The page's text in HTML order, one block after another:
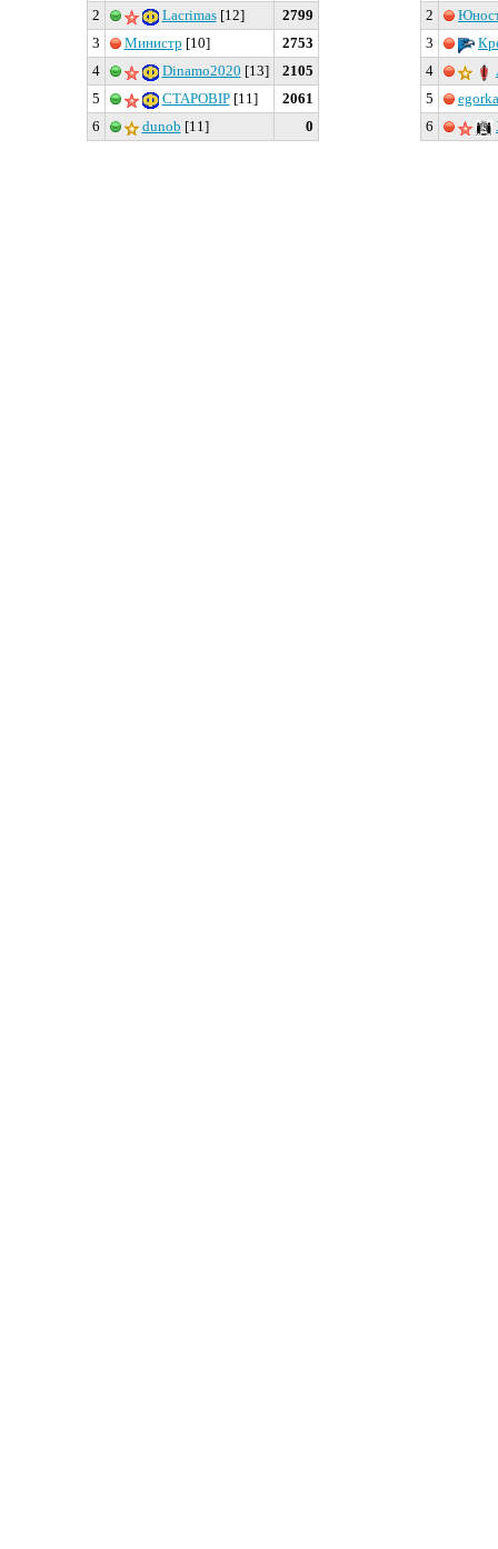
2 Lacrimas[12]
2799
3
Министр [10]
2753
4
Dinamo2020 [13]
2105
5
CTAPOBIP[11]
2061
6
dunob [11] 0
2
3
4
5
6